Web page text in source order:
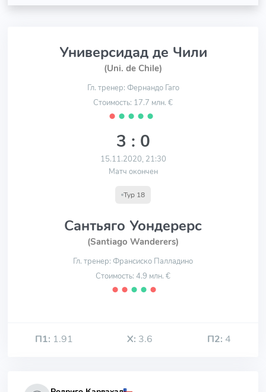
Универсидад де Чили
(Uni. de Chile)
Гл. тренер: Фернандо Гаго
Стоимость: 17.7 млн. €
⬤ ⬤ ⬤ ⬤ ⬤
3 : 0
15.11.2020, 21:30
Матч окончен
Тур 18
Сантьяго Уондерерс
(Santiago Wanderers)
Гл. тренер: Франсиско Палладино
Стоимость: 4.9 млн. €
⬤ ⬤ ⬤ ⬤ ⬤
П1: 1.91 Х: 3.6 П2: 4